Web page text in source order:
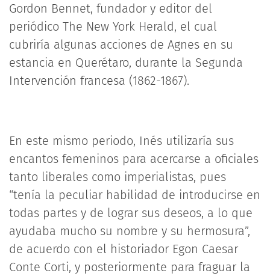
Gordon Bennet, fundador y editor del
periódico The New York Herald, el cual
cubriría algunas acciones de Agnes en su
estancia en Querétaro, durante la Segunda
Intervención francesa (1862-1867).
En este mismo periodo, Inés utilizaría sus
encantos femeninos para acercarse a oficiales
tanto liberales como imperialistas, pues
“tenía la peculiar habilidad de introducirse en
todas partes y de lograr sus deseos, a lo que
ayudaba mucho su nombre y su hermosura”,
de acuerdo con el historiador Egon Caesar
Conte Corti, y posteriormente para fraguar la